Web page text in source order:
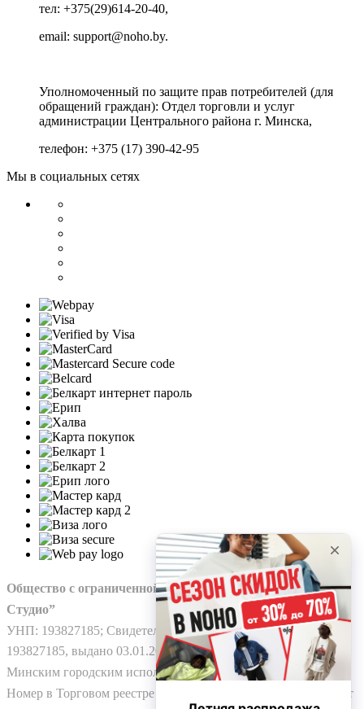
тел: +375(29)614-20-40,
email: support@noho.by.
Уполномоченный по защите прав потребителей (для
обращений граждан): Отдел торговли и услуг
администрации Центрального района г. Минска,
телефон: +375 (17) 390-42-95
Мы в социальных сетях
Общество с ограниченной ответственностью “Нохо
Студио”
УНП: 193827185; Свидетельство о гос. регистрации №
193827185, выдано 03.01.2025
Минским городским исполнительным комитетом.
Номер в Торговом реестре Республики Беларусь: № 778224 от